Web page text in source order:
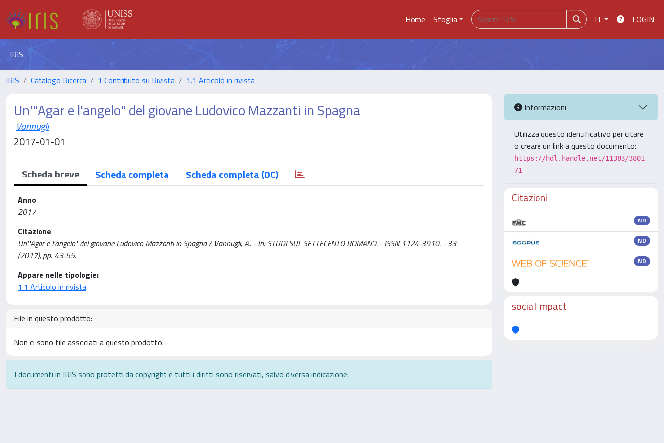
Home Sfoglia IT LOGIN
IRIS
IRIS Catalogo Ricerca 1 Contributo su Rivista 1.1 Articolo in rivista
Un'"Agar e l'angelo" del giovane Ludovico Mazzanti in Spagna
Vannugli
2017-01-01
Scheda breve Scheda completa Scheda completa (DC)
Anno
2017
Citazione
Un'"Agar e l'angelo" del giovane Ludovico Mazzanti in Spagna / Vannugli, A.. - In: STUDI SUL SETTECENTO ROMANO. - ISSN 1124-3910. - 33:
(2017), pp. 43-55.
Appare nelle tipologie:
1.1 Articolo in rivista
File in questo prodotto:
Non ci sono file associati a questo prodotto.
I documenti in IRIS sono protetti da copyright e tutti i diritti sono riservati, salvo diversa indicazione.
Informazioni
Utilizza questo identificativo per citare
o creare un link a questo documento:
https://hdl.handle.net/11388/3801
71
Citazioni
ND
ND
ND
social impact